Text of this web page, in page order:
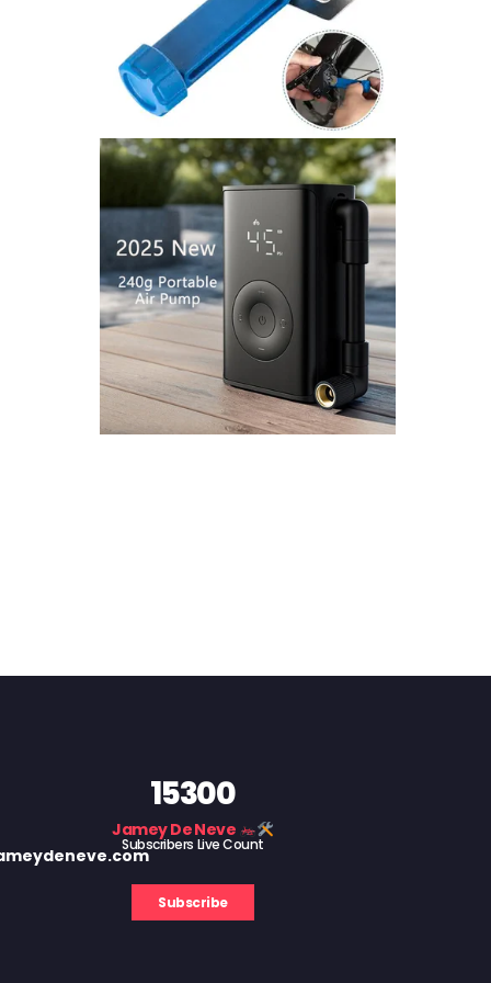
15300
Jamey De Neve
Subscribers Live Count
Subscribe